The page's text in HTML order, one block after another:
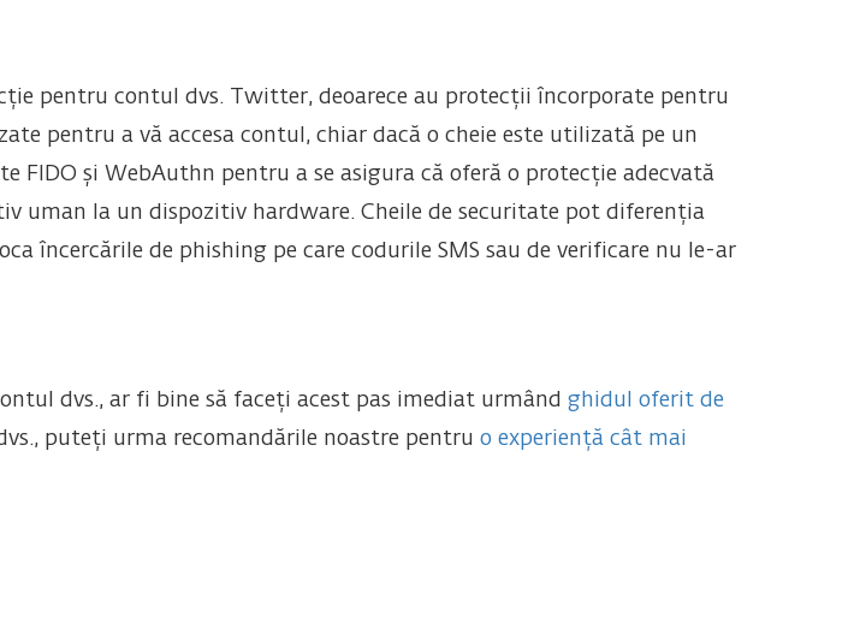
pentru contul dvs. Twitter, deoarece au protecții încorporate pentru
pentru a vă accesa contul, chiar dacă o cheie este utilizată pe un
FIDO și WebAuthn pentru a se asigura că oferă o protecție adecvată
uman la un dispozitiv hardware. Cheile de securitate pot diferenția
încercările de phishing pe care codurile SMS sau de verificare nu le-ar
dvs., ar fi bine să faceți acest pas imediat urmând ghidul oferit de
puteți urma recomandările noastre pentru o experiență cât mai